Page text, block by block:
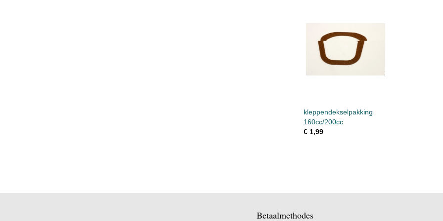
kleppendekselpakking
160cc/200cc
€ 1,99
Betaalmethodes